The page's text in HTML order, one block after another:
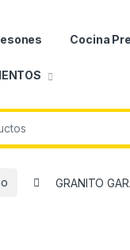
Cocina
GRANITO